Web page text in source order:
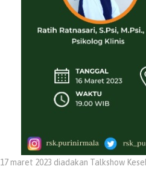
17 maret 2023 diadakan Talkshow